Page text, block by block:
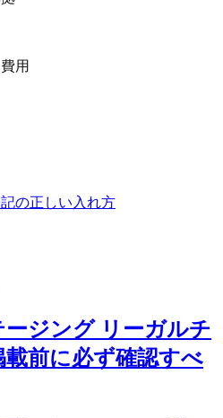
用
の正しい入れ方
ジング リーガルチ
前に必ず確認すべ